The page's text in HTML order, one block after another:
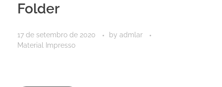
Folder
17 de setembro de 2020 by admlar
Material Impresso